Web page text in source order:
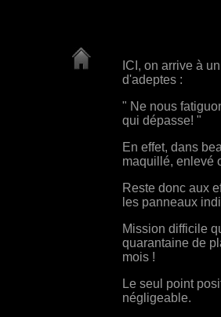
ICI, on arrive à
d'adeptes :
" Ne nous
qui dépasse! "
En effet, dans
maquillé, enlevé
Reste donc aux
les panneaux
Mission difficile
quarantaine de
mois !
Le seul point
négligeable.